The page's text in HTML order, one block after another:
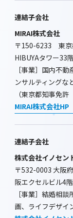
連結子会社
MIRAI株式会社
〒150-6233 東京
HIBUYAタワー33
［事業］国内不
ンサルティングな
（東京都知事免許
MIRAI株式会社
連結子会社
株式会社イノセン
〒532-0003 大阪
阪エクセルビル4階
［事業］結婚相
画、ライフデザイ